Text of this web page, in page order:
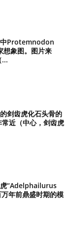
中Protemnodon
象图。图片来
...
剑齿虎化石头骨的
近（中心，剑齿虎
“Adelphailurus
年前鼎盛时期的模